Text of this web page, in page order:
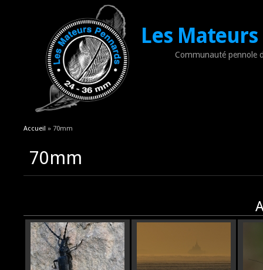
Les
Communauté pennole
Vous êtes ici
Accueil » 70mm
70mm